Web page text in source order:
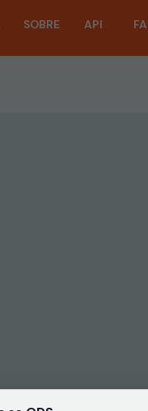
SOBRE API